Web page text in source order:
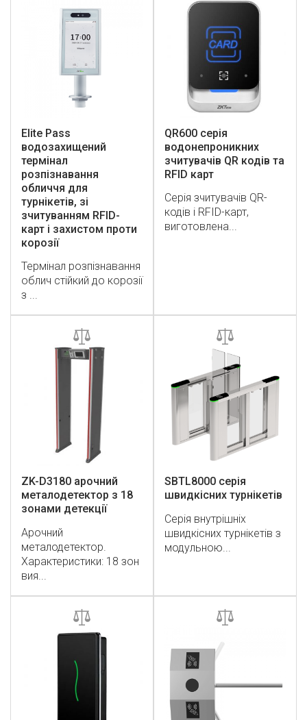
Elite Pass
водозахищений
термінал
розпізнавання
обличчя для
турнікетів, зі
зчитуванням RFID-
карт і захистом проти
корозії
Термінал розпізнавання
облич стійкий до корозії
з ...
QR600 серія
водонепроникних
зчитувачів QR кодів та
RFID карт
Серія зчитувачів QR-
кодів і RFID-карт,
виготовлена...
ZK-D3180 арочний
металодетектор з 18
зонами детекції
Арочний
металодетектор.
Характеристики: 18 зон
вия...
SBTL8000 серія
швидкісних турнікетів
Серія внутрішніх
швидкісних турнікетів з
модульною...